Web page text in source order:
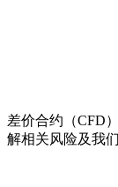
差价合约（CFD
解相关风险及我